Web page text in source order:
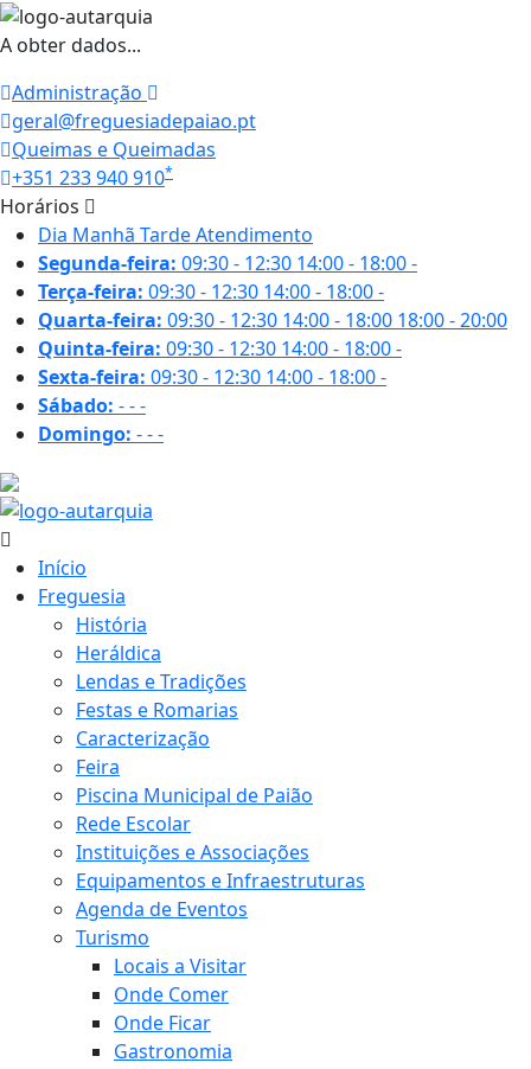
A obter dados...
Administração
geral@freguesiadepaiao.pt
Queimas e Queimadas
+351 233 940 910*
Horários
Dia Manhã TardeAtendimento
Segunda-feira: 09:30 - 12:30 14:00 - 18:00-
Terça-feira: 09:30 - 12:30 14:00 - 18:00-
Quarta-feira: 09:30 - 12:30 14:00 - 18:00 18:00 - 20:00
Quinta-feira: 09:30 - 12:30 14:00 - 18:00-
Sexta-feira: 09:30 - 12:30 14:00 - 18:00-
Sábado: ---
Domingo: ---
Início
Freguesia
História
Heráldica
Lendas e Tradições
Festas e Romarias
Caracterização
Feira
Piscina Municipal de Paião
Rede Escolar
Instituições e Associações
Equipamentos e Infraestruturas
Agenda de Eventos
Turismo
Locais a Visitar
Onde Comer
Onde Ficar
Gastronomia